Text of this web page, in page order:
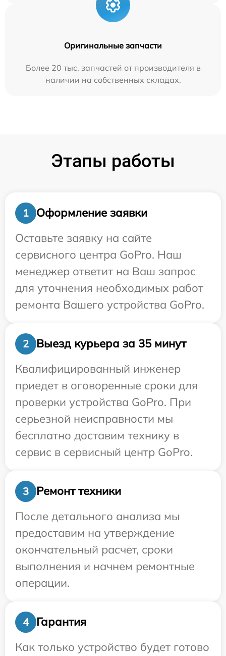
Оригинальные запчасти
Более 20 тыс. запчастей от производителя в
наличии на собственных складах.
Этапы работы
1
Оформление заявки
Оставьте заявку на сайте
сервисного центра GoPro. Наш
менеджер ответит на Ваш запрос
для уточнения необходимых работ
ремонта Вашего устройства GoPro.
2
Выезд курьера за 35 минут
Квалифицированный инженер
приедет в оговоренные сроки для
проверки устройства GoPro. При
серьезной неисправности мы
бесплатно доставим технику в
сервис в сервисный центр GoPro.
3
Ремонт техники
После детального анализа мы
предоставим на утверждение
окончательный расчет, сроки
выполнения и начнем ремонтные
операции.
4
Гарантия
Как только устройство будет готово